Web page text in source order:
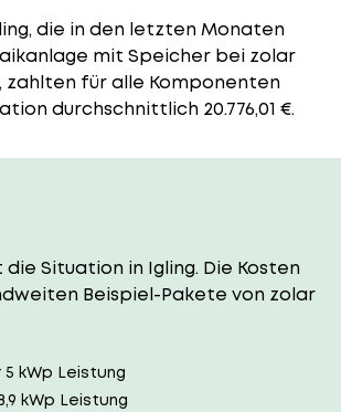
die in den letzten Monaten
mit Speicher bei zolar
zahlten für alle Komponenten
durchschnittlich 20.776,01 €.
Situation in Igling. Die Kosten
Beispiel-Pakete von zolar
kWp Leistung
kWp Leistung